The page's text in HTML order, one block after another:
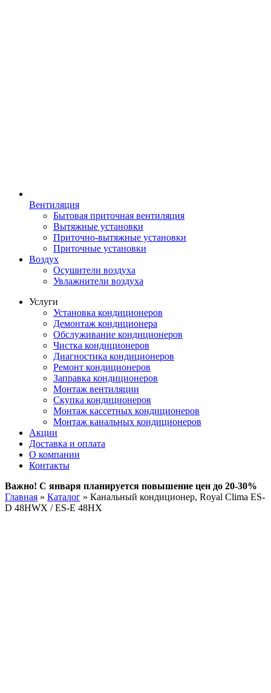
Вентиляция
Бытовая приточная вентиляция
Вытяжные установки
Приточно-вытяжные установки
Приточные установки
Воздух
Осушители воздуха
Увлажнители воздуха
Услуги
Установка кондиционеров
Демонтаж кондиционера
Обслуживание кондиционеров
Чистка кондиционеров
Диагностика кондиционеров
Ремонт кондиционеров
Заправка кондиционеров
Монтаж вентиляции
Скупка кондиционеров
Монтаж кассетных кондиционеров
Монтаж канальных кондиционеров
Акции
Доставка и оплата
О компании
Контакты
Важно! С января планируется повышение цен до 20-30%
Главная » Каталог » Канальный кондиционер, Royal Clima ES-
D 48HWX / ES-E 48HX